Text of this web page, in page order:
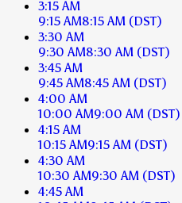
3:15 AM
9:15 AM8:15 AM (DST)
3:30 AM
9:30 AM8:30 AM (DST)
3:45 AM
9:45 AM8:45 AM (DST)
4:00 AM
10:00 AM9:00 AM (DST)
4:15 AM
10:15 AM9:15 AM (DST)
4:30 AM
10:30 AM9:30 AM (DST)
4:45 AM